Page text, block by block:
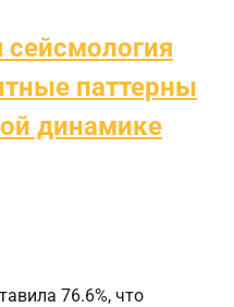
паттерны
динамике
76.6%, что